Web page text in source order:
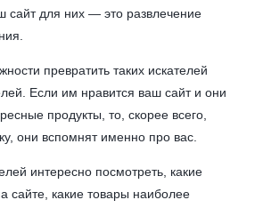
сайт для них — это развлечение
превратить таких искателей
Если им нравится ваш сайт и они
продукты, то, скорее всего,
они вспомнят именно про вас.
интересно посмотреть, какие
сайте, какие товары наиболее